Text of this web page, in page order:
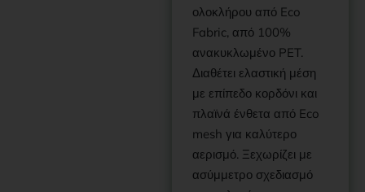
ολοκλήρου από Eco
Fabric, από 100%
ανακυκλωμένο PET.
Διαθέτει ελαστική μέση
με επίπεδο κορδόνι και
πλαϊνά ένθετα από Eco
mesh για καλύτερο
αερισμό. Ξεχωρίζει με
ασύμμετρο σχεδιασμό